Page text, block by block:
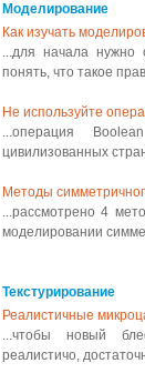
Моделирование
Как изучать
...для начала нужно
понять, что такое
Не используйте
...операция
цивилизованных
Методы
...рассмотрено 4
моделировании
Текстурирование
Реалистичные
...чтобы новый
реалистичо,